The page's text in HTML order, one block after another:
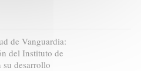
de Vanguardia:
del Instituto de
desarrollo